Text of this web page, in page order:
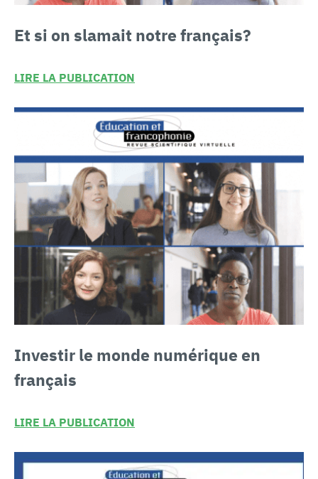
Et si on slamait notre français?
LIRE LA PUBLICATION
Investir le monde numérique en
français
LIRE LA PUBLICATION